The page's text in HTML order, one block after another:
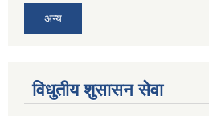
अन्य
विधुतीय शुसासन सेवा